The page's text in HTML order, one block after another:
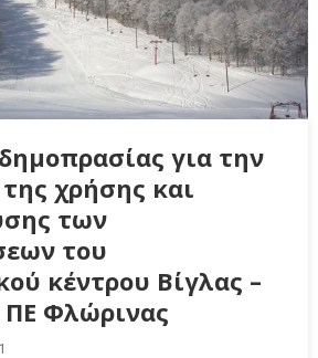
για την
χρήσης και
των
του
κέντρου Βίγλας –
ΠΕ Φλώρινας